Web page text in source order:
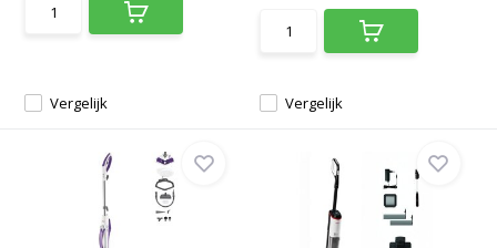
Vergelijk Vergelijk